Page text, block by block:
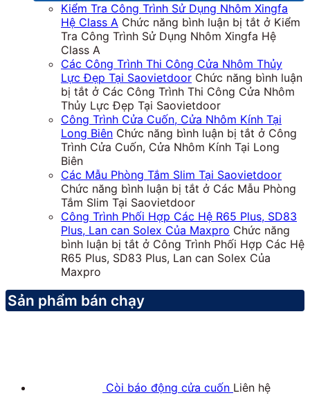
Kiểm Tra Công Trình Sử Dụng Nhôm Xingfa
Hệ Class A Chức năng bình luận bị tắt ở Kiểm
Tra Công Trình Sử Dụng Nhôm Xingfa Hệ
Class A
Các Công Trình Thi Công Cửa Nhôm Thủy
Lực Đẹp Tại Saovietdoor Chức năng bình luận
bị tắt ở Các Công Trình Thi Công Cửa Nhôm
Thủy Lực Đẹp Tại Saovietdoor
Công Trình Cửa Cuốn, Cửa Nhôm Kính Tại
Long Biên Chức năng bình luận bị tắt ở Công
Trình Cửa Cuốn, Cửa Nhôm Kính Tại Long
Biên
Các Mẫu Phòng Tắm Slim Tại Saovietdoor
Chức năng bình luận bị tắt ở Các Mẫu Phòng
Tắm Slim Tại Saovietdoor
Công Trình Phối Hợp Các Hệ R65 Plus, SD83
Plus, Lan can Solex Của Maxpro Chức năng
bình luận bị tắt ở Công Trình Phối Hợp Các Hệ
R65 Plus, SD83 Plus, Lan can Solex Của
Maxpro
Sản phẩm bán chạy
Còi báo động cửa cuốn Liên hệ